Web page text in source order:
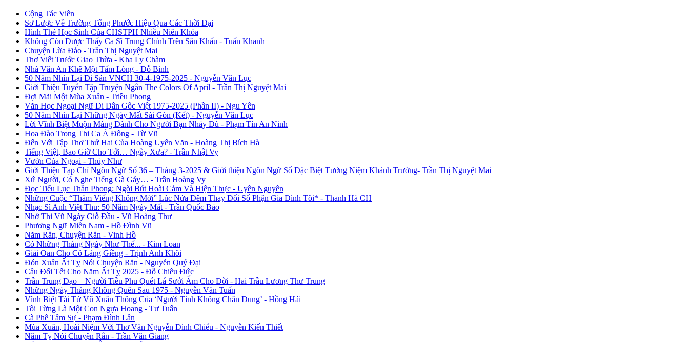
Cộng Tác Viên
Sơ Lược Về Trường Tống Phước Hiệp Qua Các Thời Đại
Hình Thẻ Học Sinh Của CHSTPH Nhiều Niên Khóa
Không Còn Được Thấy Ca Sĩ Trung Chỉnh Trên Sân Khấu - Tuấn Khanh
Chuyện Lừa Đảo - Trần Thị Nguyệt Mai
Thơ Viết Trước Giao Thừa - Kha Ly Chàm
Nhà Văn An Khê Một Tấm Lòng - Đỗ Bình
50 Năm Nhìn Lại Di Sản VNCH 30-4-1975-2025 - Nguyễn Văn Lục
Giới Thiệu Tuyển Tập Truyện Ngắn The Colors Of April - Trần Thị Nguyệt Mai
Đợi Mãi Một Mùa Xuân - Triều Phong
Văn Học Ngoại Ngữ Di Dân Gốc Việt 1975-2025 (Phần II) - Ngu Yên
50 Năm Nhìn Lại Những Ngày Mất Sài Gòn (Kết) - Nguyễn Văn Lục
Lời Vĩnh Biệt Muộn Màng Dành Cho Người Bạn Nhảy Dù - Phạm Tín An Ninh
Hoa Đào Trong Thi Ca Á Đông - Từ Vũ
Đến Với Tập Thơ Thứ Hai Của Hoàng Uyển Văn - Hoàng Thị Bích Hà
Tiếng Việt, Bao Giờ Cho Tới… Ngày Xưa? - Trần Nhật Vy
Vườn Của Ngoại - Thủy Như
Giới Thiệu Tạp Chí Ngôn Ngữ Số 36 – Tháng 3-2025 & Giới thiệu Ngôn Ngữ Số Đặc Biệt Tưởng Niệm Khánh Trường- Trần Thị Nguyệt Mai
Xứ Người, Có Nghe Tiếng Gà Gáy… - Trần Hoàng Vy
Đọc Tiểu Lục Thần Phong: Ngòi Bút Hoài Cảm Và Hiện Thực - Uyên Nguyên
Những Cuộc “Thăm Viếng Không Mời” Lúc Nửa Đêm Thay Đổi Số Phận Gia Đình Tôi* - Thanh Hà CH
Nhạc Sĩ Anh Việt Thu: 50 Năm Ngày Mất - Trần Quốc Bảo
Nhớ Thi Vũ Ngày Giỗ Đầu - Vũ Hoàng Thư
Phương Ngữ Miền Nam - Hồ Đình Vũ
Năm Rắn, Chuyện Rắn - Vinh Hồ
Có Những Tháng Ngày Như Thế... - Kim Loan
Giải Oan Cho Cô Láng Giềng - Trịnh Anh Khôi
Đón Xuân Ất Tỵ Nói Chuyện Rắn - Nguyễn Quý Đại
Câu Đối Tết Cho Năm Ất Tỵ 2025 - Đỗ Chiêu Đức
Trần Trung Đạo – Người Tiều Phu Quét Lá Sưởi Ấm Cho Đời - Hai Trầu Lương Thư Trung
Những Ngày Tháng Không Quên Sau 1975 - Nguyễn Văn Tuấn
Vĩnh Biệt Tài Tử Vũ Xuân Thông Của ‘Người Tình Không Chân Dung’ - Hồng Hải
Tôi Từng Là Một Con Ngựa Hoang - Tư Tuấn
Cà Phê Tâm Sự - Phạm Đình Lân
Mùa Xuân, Hoài Niệm Với Thơ Văn Nguyễn Đình Chiểu - Nguyễn Kiến Thiết
Năm Tỵ Nói Chuyện Rắn - Trần Văn Giang